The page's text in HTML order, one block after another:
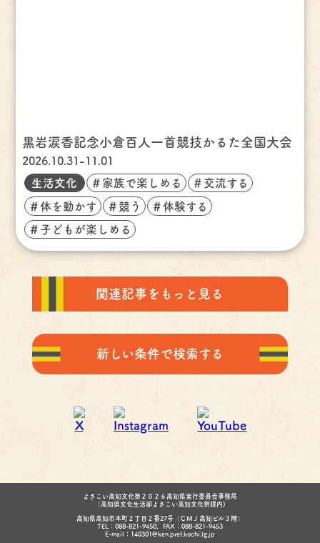
黒岩涙香記念小倉百人一首競技かるた全国大会
2026.10.31-11.01
生活文化 ＃家族で楽しめる ＃交流する
＃体を動かす ＃競う ＃体験する
＃子どもが楽しめる
関連記事をもっと見る
新しい条件で検索する
よさこい高知文化祭２０２６高知県実行委員会事務局
（高知県文化生活部よさこい高知文化祭課内)
高知県高知市本町２丁目２番27号（ＣＭＪ高知ビル３階）
TEL：088-821-9450、FAX：088-821-9453
E-mail：140301@ken.pref.kochi.lg.jp